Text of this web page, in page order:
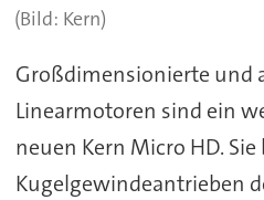
(Bild: Kern)
Großdimensionierte und
Linearmotoren sind ein
neuen Kern Micro HD.
Kugelgewindeantrieben